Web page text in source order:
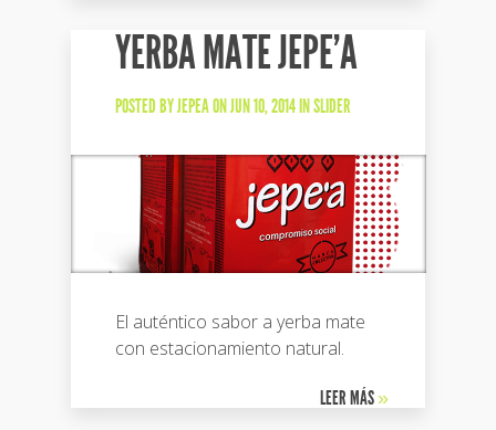
YERBA MATE JEPE’A
POSTED BYJEPEAON JUN 10, 2014 INSLIDER
El auténtico sabor a yerba mate
con estacionamiento natural.
LEER MÁS»